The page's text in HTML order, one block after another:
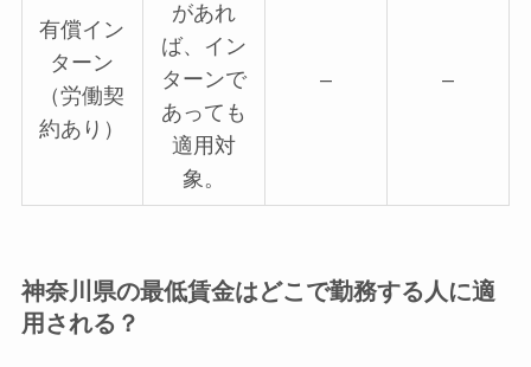
有償イン
ターン
（労働契
約あり）
があれ
ば、イン
ターンで
あっても
適用対
象。
– –
神奈川県の最低賃金はどこで勤務する人に適
用される？